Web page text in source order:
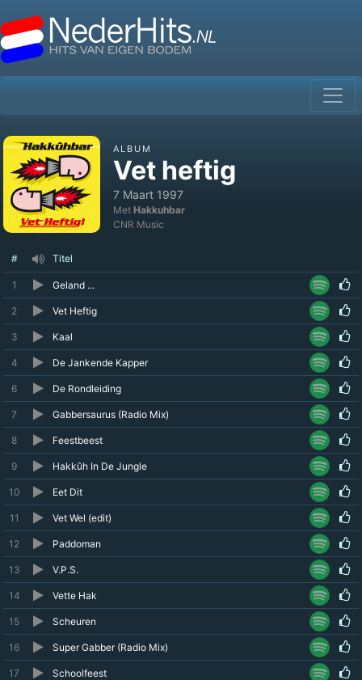
ALBUM
Vet heftig
7 Maart 1997
Met Hakkuhbar
CNR Music
# Titel
1 Geland ...
2 Vet Heftig
3 Kaal
4 De Jankende Kapper
6 De Rondleiding
7 Gabbersaurus (Radio Mix)
8 Feestbeest
9 Hakkûh In De Jungle
10 Eet Dit
11 Vet Wel (edit)
12 Paddoman
13 V.P.S.
14 Vette Hak
15 Scheuren
16 Super Gabber (Radio Mix)
17 Schoolfeest